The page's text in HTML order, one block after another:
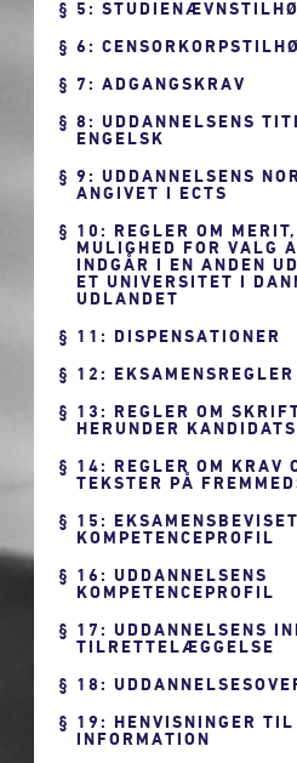
5:
6:
7: ADGANGSKRAV
8: UDDANNELSENS
ENGELSK
9: UDDANNELSENS
ANGIVET I ECTS
10: REGLER OM
MULIGHED FOR VALG
INDGÅR I EN ANDEN
ET UNIVERSITET I
UDLANDET
11: DISPENSATIONER
12: EKSAMENSREGLER
13: REGLER OM
HERUNDER
14: REGLER OM KRAV
TEKSTER PÅ
15:
KOMPETENCEPROFIL
16: UDDANNELSENS
KOMPETENCEPROFIL
17: UDDANNELSENS
TILRETTELÆGGELSE
18:
19: HENVISNINGER TIL
INFORMATION